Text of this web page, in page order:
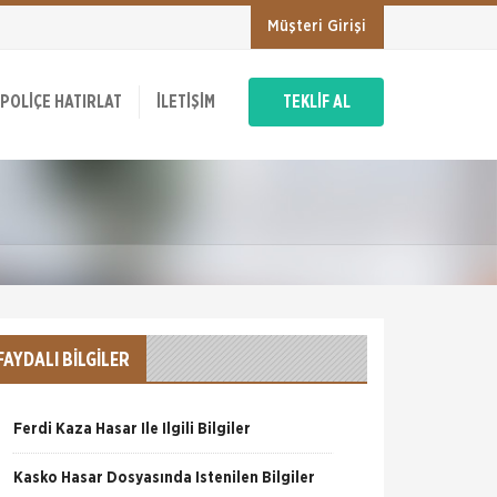
Müşteri Girişi
POLIÇE HATIRLAT İLETIŞIM TEKLİF AL
FAYDALI BİLGİLER
Ferdi Kaza Hasar İle İlgili Bilgiler
Kasko Hasar Dosyasında İstenilen Bilgiler